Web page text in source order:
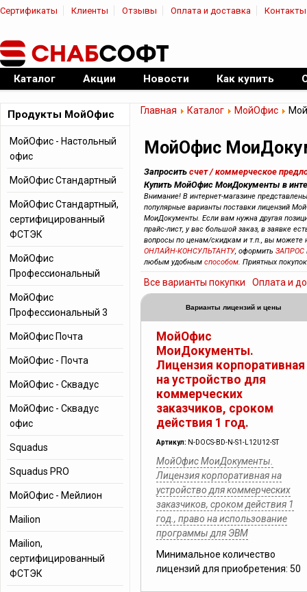
Сертификаты Клиенты Отзывы Оплата и доставка Контакты
Официальный дилер ПО
Каталог Акции Новости Как купить
Главная Каталог МойОфис
МойОфис
Запросить счет / коммерческое
Купить МойОфис МоиДокументы в
Внимание! В интернет-магазине
популярные варианты поставки лицензий
МоиДокументы. Если вам нужна другая
прайс-лист, у вас большой заказ, в заявке
вопросы по ценам/скидкам и т.п., вы можете
ОНЛАЙН-КОНСУЛЬТАНТУ, оформить ЗАПРОС
любым удобным способом. Приятных
Все варианты покупки Оплата и
Варианты лицензий и цены
МойОфис
МоиДокументы.
Лицензия корпоративная
на устройство для
коммерческих
заказчиков, сроком
действия 1 год.
Артикул: N-DOCS-BD-N-S1-L12U12-ST
МойОфис МоиДокументы.
Лицензия корпоративная на
устройство для коммерческих
заказчиков, сроком действия 1
год., право на использование
программы для ЭВМ
Минимальное количество
лицензий для приобретения: 50
Продукты МойОфис
МойОфис - Настольный
офис
МойОфис Стандартный
МойОфис Стандартный,
сертифицированный
ФСТЭК
МойОфис
Профессиональный
МойОфис
Профессиональный 3
МойОфис Почта
МойОфис - Почта
МойОфис - Сквадус
МойОфис - Сквадус
офис
Squadus
Squadus PRO
МойОфис - Мейлион
Mailion
Mailion,
cертифицированный
ФСТЭК